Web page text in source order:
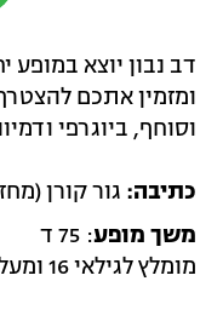
דב נבון יוצא במופע
ומזמין אתכם
וסוחף, ביוגרפי
כתיבה: גור קורן
משך מופע: 75 ד
מומלץ לגילאי 16 ומעלה